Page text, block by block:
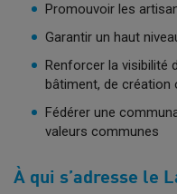
Promouvoir les
Garantir un haut
Renforcer la visibilité
bâtiment, de création
Fédérer une
valeurs communes
À qui s’adresse le